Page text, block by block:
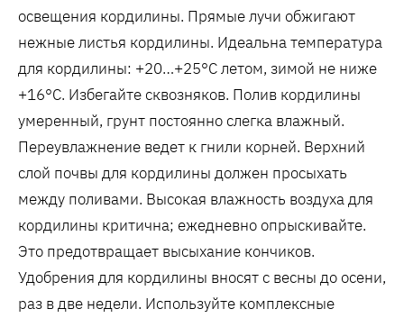
освещения кордилины. Прямые лучи обжигают
нежные листья кордилины. Идеальна температура
для кордилины: +20…+25°C летом, зимой не ниже
+16°C. Избегайте сквозняков. Полив кордилины
умеренный, грунт постоянно слегка влажный.
Переувлажнение ведет к гнили корней. Верхний
слой почвы для кордилины должен просыхать
между поливами. Высокая влажность воздуха для
кордилины критична; ежедневно опрыскивайте.
Это предотвращает высыхание кончиков.
Удобрения для кордилины вносят с весны до осени,
раз в две недели. Используйте комплексные